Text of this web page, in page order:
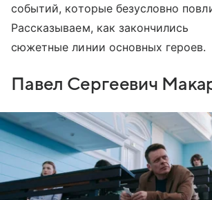
событий, которые безусловно
Рассказываем, как закончились
сюжетные линии основных героев.
Павел Сергеевич